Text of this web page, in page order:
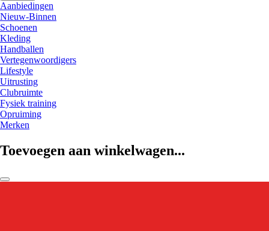
Aanbiedingen
Nieuw-Binnen
Schoenen
Kleding
Handballen
Vertegenwoordigers
Lifestyle
Uitrusting
Clubruimte
Fysiek training
Opruiming
Merken
Toevoegen aan winkelwagen...